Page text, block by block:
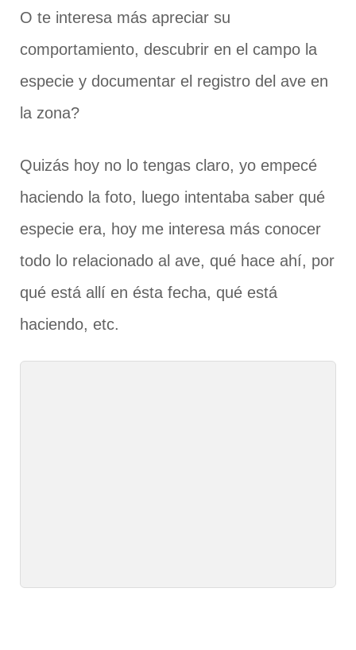
O te interesa más apreciar su
comportamiento, descubrir en el campo la
especie y documentar el registro del ave en
la zona?
Quizás hoy no lo tengas claro, yo empecé
haciendo la foto, luego intentaba saber qué
especie era, hoy me interesa más conocer
todo lo relacionado al ave, qué hace ahí, por
qué está allí en ésta fecha, qué está
haciendo, etc.